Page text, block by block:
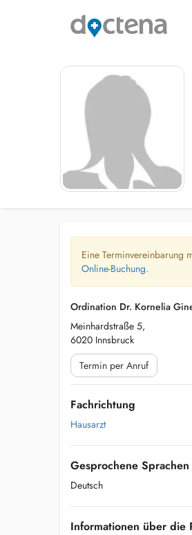
Eine Terminvereinbarung
Online-Buchung.
Ordination Dr. Kornelia
Meinhardstraße 5,
6020 Innsbruck
Termin per Anruf
Fachrichtung
Hausarzt
Gesprochene Sprachen
Deutsch
Informationen über die